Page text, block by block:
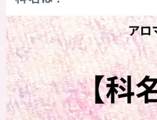
お問い合わせ
サイトマップ